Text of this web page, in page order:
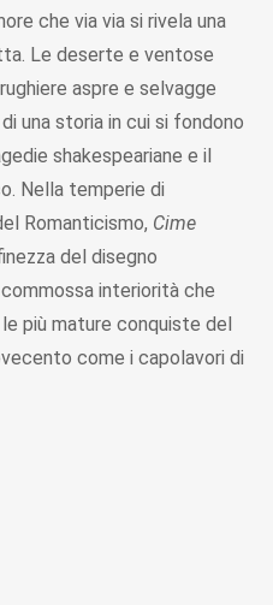
che via via si rivela una
Le deserte e ventose
aspre e selvagge
una storia in cui si fondono
shakespeariane e il
Nella temperie di
Romanticismo, Cime
del disegno
interiorità che
più mature conquiste del
come i capolavori di